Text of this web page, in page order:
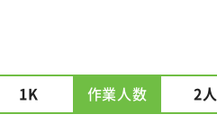
1K 作業人数 2人